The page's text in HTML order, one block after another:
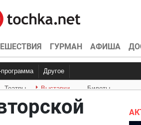
ГУРМАН АФИША
Интервью Эксклюзив
программа Другое
Конкурсы Видео
Театры Выставки Билеты